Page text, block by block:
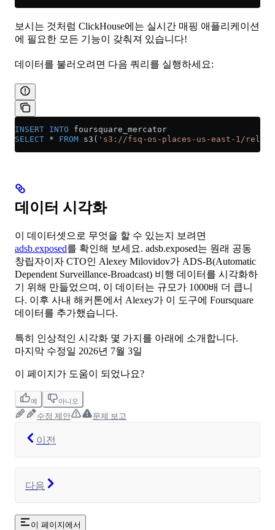
보시는 것처럼 ClickHouse에는 실시간 매핑 애플리케이션
에 필요한 모든 기능이 갖춰져 있습니다!
데이터를 불러오려면 다음 쿼리를 실행하세요:
INSERT INTO foursquare_mercator
SELECT * FROM s3( 's3://fsq-os-places-us-east-1/
데이터 시각화
이 데이터셋으로 무엇을 할 수 있는지 보려면
adsb.exposed를 확인해 보세요. adsb.exposed는 원래 공동
창립자이자 CTO인 Alexey Milovidov가 ADS-B(Automatic
Dependent Surveillance-Broadcast) 비행 데이터를 시각화하
기 위해 만들었으며, 이 데이터는 규모가 1000배 더 큽니
다. 이후 사내 해커톤에서 Alexey가 이 도구에 Foursquare
데이터를 추가했습니다.
특히 인상적인 시각화 몇 가지를 아래에 소개합니다.
마지막 수정일 2026년 7월 3일
이 페이지가 도움이 되었나요?
예 아니오
수정 제안 문제 보고
이전
다음
이 페이지에서